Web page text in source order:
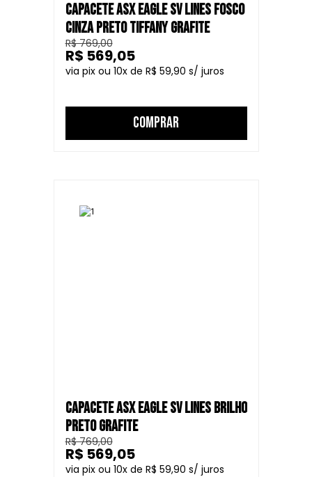
CAPACETE ASX EAGLE SV LINES FOSCO
CINZA PRETO TIFFANY GRAFITE
R$ 769,00
10
R$ 59,90
R$ 569,05
COMPRAR
CAPACETE ASX EAGLE SV LINES BRILHO
PRETO GRAFITE
R$ 769,00
10
R$ 59,90
R$ 569,05